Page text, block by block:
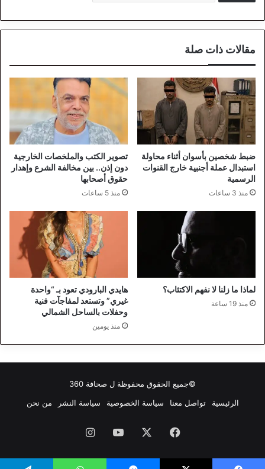
مقالات ذات صلة
ضبط شخصين بأسوان أثناء محاولة
استبدال عملة أجنبية خارج القنوات
الرسمية
منذ 3 ساعات
تصوير الكتب والملخصات الخارجية
دون إذن.. بين مخالفة الشرع وإهدار
حقوق أصحابها
منذ 5 ساعات
لماذا ما زلنا لا نفهم الاكتئاب؟
منذ 19 ساعة
هايدي البارودي تعود بـ “واحدة
غيري” وتستعد لمفاجآت فنية
وحفلات بالساحل الشمالي
منذ يومين
©جميع الحقوق محفوظة ل صحافة 360
الرئيسية
تواصل معنا سياسة الخصوصية سياسة النشر من نحن
فيسبوك ‫YouTube